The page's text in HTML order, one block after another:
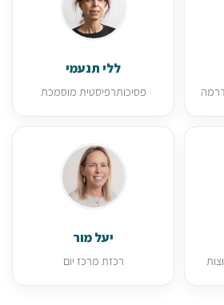
ללי תנעמי
פסיכותרפיסטית מוסמכת
יעל מור
רכזת מרכז יום